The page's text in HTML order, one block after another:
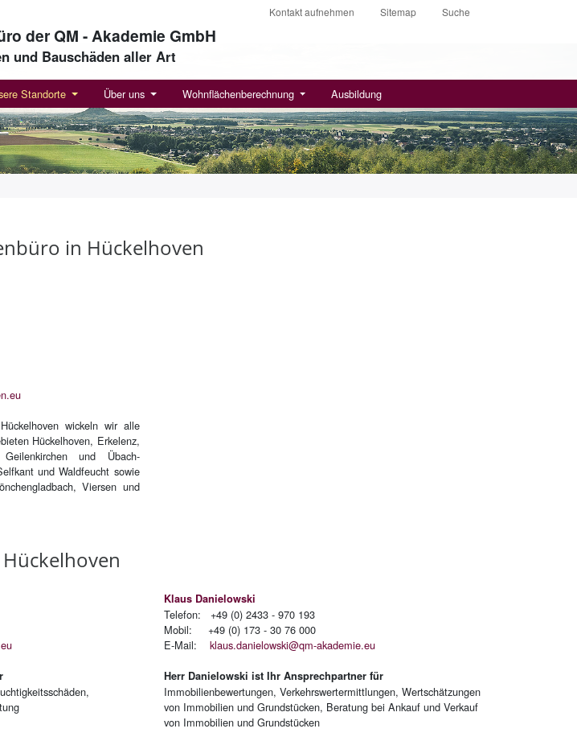
Kontakt aufnehmen Sitemap Suche
der QM - Akademie GmbH
und Bauschäden aller Art
Standorte Über uns Wohnflächenberechnung Ausbildung
in Hü­ckel­ho­ven
wickeln wir alle
Hückelhoven, Erkelenz,
und Übach-
und Waldfeucht sowie
Viersen und
Klaus Danielowski
Telefon: +49 (0) 2433 - 970 193
Mobil: +49 (0) 173 - 30 76 000
E-Mail: klaus.danielowski@qm-akademie.eu
Herr Danielowski ist Ihr Ansprechpartner für
Immobilienbewertungen, Verkehrswertermittlungen, Wertschätzungen
von Immobilien und Grundstücken, Beratung bei Ankauf und Verkauf
von Immobilien und Grundstücken